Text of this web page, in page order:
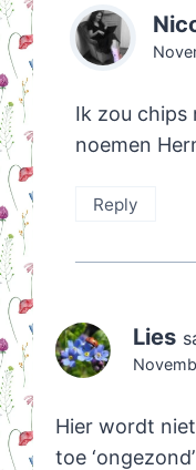
Ik zou chips
noemen
Reply
Lies
Hier wordt
toe